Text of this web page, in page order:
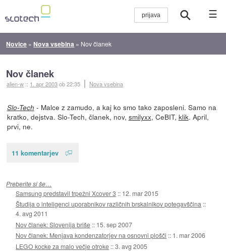
☰
Novice » Nova vsebina » Nov članek
Nov članek
alien-w :: 1. apr 2003ob 22:35 Nova vsebina
Slo-Tech - Malce z zamudo, a kaj ko smo tako zaposleni. Samo na
kratko, dejstva. Slo-Tech, članek, nov, smilyxx, CeBIT, klik. April,
prvi, ne.
11 komentarjev
Preberite si še…
Samsung predstavil trpežni Xcover 3 :: 12. mar 2015
Študija o inteligenci uporabnikov različnih brskalnikov potegavščina ::
4. avg 2011
Nov članek: Slovenija briše :: 15. sep 2007
Nov članek: Menjava kondenzatorjev na osnovni plošči :: 1. mar 2006
LEGO kocke za malo večje otroke ::3. avg 2005